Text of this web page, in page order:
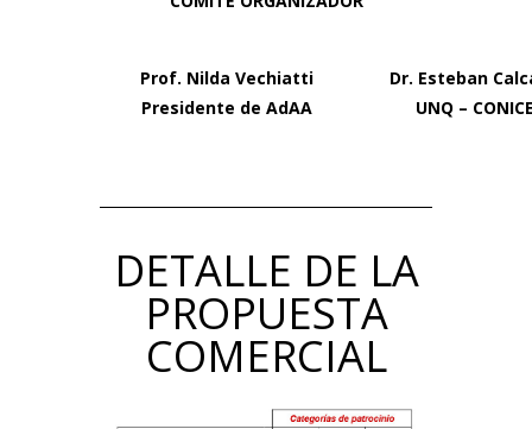
Prof. Nilda Vechiatti
Presidente de AdAA
Dr. Esteban
UNQ –
DETALLE DE LA
PROPUESTA
COMERCIAL